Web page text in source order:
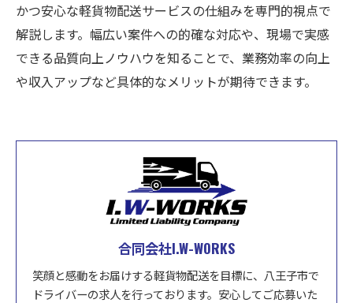
かつ安心な軽貨物配送サービスの仕組みを専門的視点で
解説します。幅広い案件への的確な対応や、現場で実感
できる品質向上ノウハウを知ることで、業務効率の向上
や収入アップなど具体的なメリットが期待できます。
合同会社I.W-WORKS
笑顔と感動をお届けする軽貨物配送を目標に、八王子市で
ドライバーの求人を行っております。安心してご応募いた